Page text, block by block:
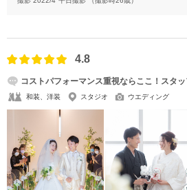
4.8
コストパフォーマンス重視ならここ！スタ
和装、洋装 スタジオ ウエディング